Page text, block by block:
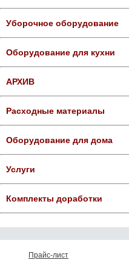
Уборочное оборудование
Оборудование для кухни
АРХИВ
Расходные материалы
Оборудование для дома
Услуги
Комплекты доработки
Прайс-лист